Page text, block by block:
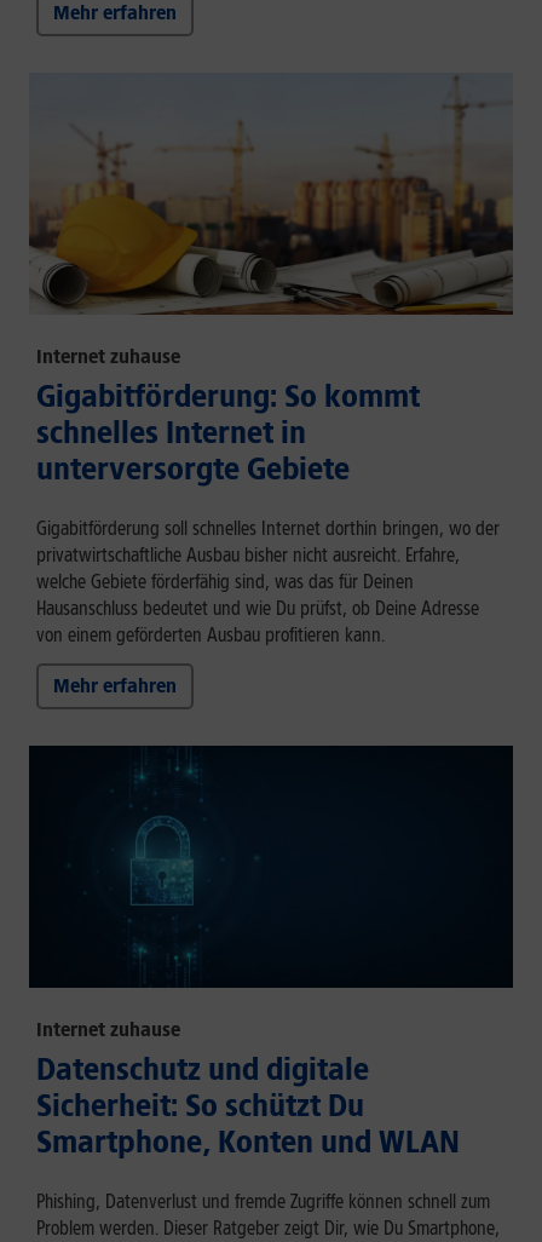
Mehr erfahren
Internet zuhause
Gigabitförderung: So kommt
schnelles Internet in
unterversorgte Gebiete
Gigabitförderung soll schnelles Internet dorthin bringen, wo der
privatwirtschaftliche Ausbau bisher nicht ausreicht. Erfahre,
welche Gebiete förderfähig sind, was das für Deinen
Hausanschluss bedeutet und wie Du prüfst, ob Deine Adresse
von einem geförderten Ausbau profitieren kann.
Mehr erfahren
Internet zuhause
Datenschutz und digitale
Sicherheit: So schützt Du
Smartphone, Konten und WLAN
Phishing, Datenverlust und fremde Zugriffe können schnell zum
Problem werden. Dieser Ratgeber zeigt Dir, wie Du Smartphone,